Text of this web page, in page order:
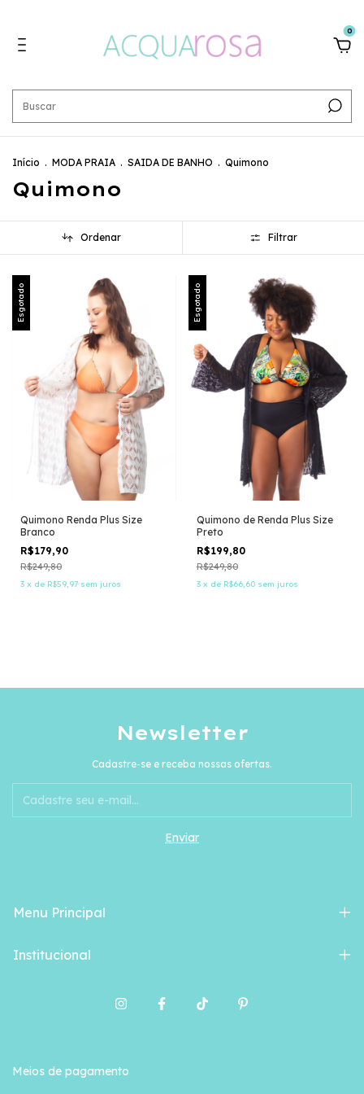
0
Início . MODA PRAIA . SAIDA DE BANHO . Quimono
Quimono
Ordenar Filtrar
Esgotado
Quimono Renda Plus Size
Branco
R$179,90
R$249,80
3 x de R$59,97 sem juros
Esgotado
Quimono de Renda Plus Size
Preto
R$199,80
R$249,80
3 x de R$66,60 sem juros
Newsletter
Cadastre-se e receba nossas ofertas.
Menu Principal
Institucional
Meios de pagamento